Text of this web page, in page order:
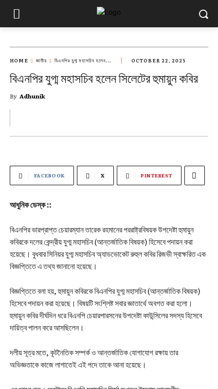
HOME জাতীয় বিএনপির যুগ্ম মহাসচিব হলেন... OCTOBER 22, 2025
বিএনপির যুগ্ম মহাসচিব হলেন সিলেটের হুমায়ুন কবির
By Adhunik
FACEBOOK X PINTEREST
আধুনিক ডেস্ক ::
বিএনপির ভারপ্রাপ্ত চেয়ারম্যান তারেক রহমানের পররাষ্ট্রবিষয়ক উপদেষ্টা হুমায়ুন
কবিরকে দলের কেন্দ্রীয় যুগ্ম মহাসচিব (আন্তর্জাতিক বিষয়ক) হিসেবে পদায়ন করা
হয়েছে। বুধবার সিনিয়র যুগ্ম মহাসচিব অ্যাডভোকেট রুহুল কবির রিজভী স্বাক্ষরিত এক
বিজ্ঞপ্তিতে এ তথ্য জানানো হয়েছে।
বিজ্ঞপ্তিতে বলা হয়, হুমায়ুন কবিরকে বিএনপির যুগ্ম মহাসচিব (আন্তর্জাতিক বিষয়ক)
হিসেবে পদায়ন করা হয়েছে। বিষয়টি সংশ্লিষ্ট সবার জ্ঞাতার্থে অবগত করা হলো।
হুমায়ুন কবির দীর্ঘদিন ধরে বিএনপি চেয়ারপারসনের উপদেষ্টা কাউন্সিলের সদস্য হিসেবে
দায়িত্ব পালন করে আসছিলেন।
দলীয় সূত্র মতে, কূটনৈতিক সম্পর্ক ও আন্তর্জাতিক যোগাযোগ রক্ষায় তার
অভিজ্ঞতাকে কাজে লাগাতেই এই পদে তাকে আনা হয়েছে।